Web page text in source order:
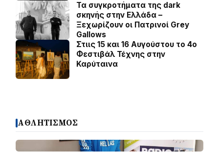
Τα συγκροτήματα της dark
σκηνής στην Ελλάδα –
Ξεχωρίζουν οι Πατρινοί Grey
Gallows
Στιις 15 και 16 Αυγούστου το 4ο
Φεστιβάλ Τέχνης στην
Καρύταινα
ΑΘΛΗΤΙΣΜΟΣ